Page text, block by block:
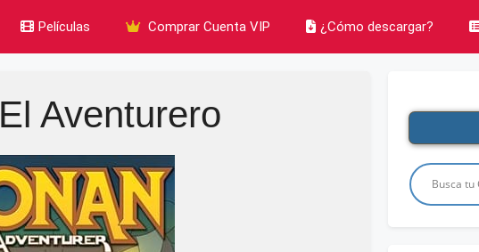
Películas Comprar Cuenta VIP ¿Cómo descargar?
Aventurero